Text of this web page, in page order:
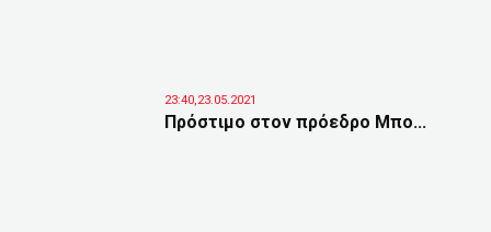
23:40,23.05.2021
Πρόστιμο στον πρόεδρο Μπο...